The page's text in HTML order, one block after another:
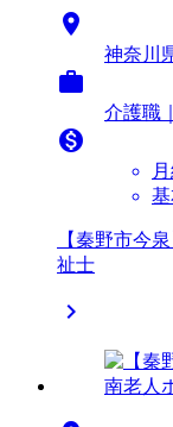

神奈川

介護職

基
【秦野市今
祉士
